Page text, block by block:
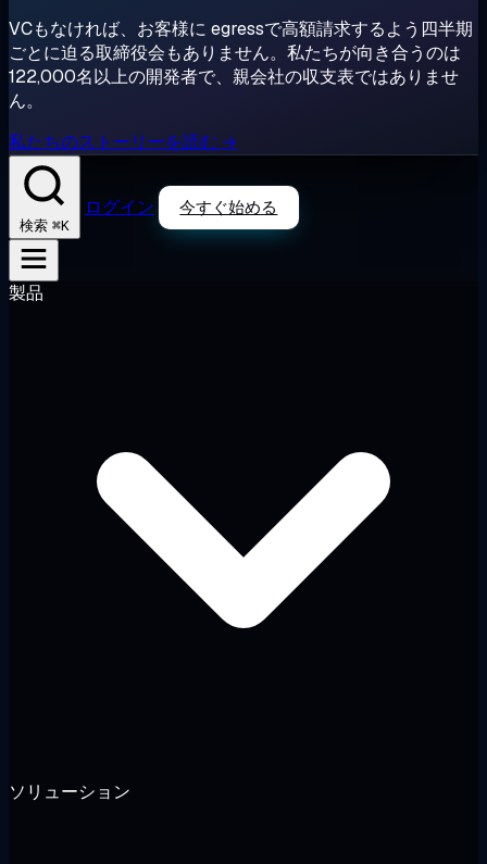
VCもなければ、お客様に egressで高額請求するよう四半期
ごとに迫る取締役会もありません。私たちが向き合うのは
122,000名以上の開発者で、親会社の収支表ではありませ
ん。
私たちのストーリーを読む →
検索 ⌘K
ログイン 今すぐ始める
製品
ソリューション